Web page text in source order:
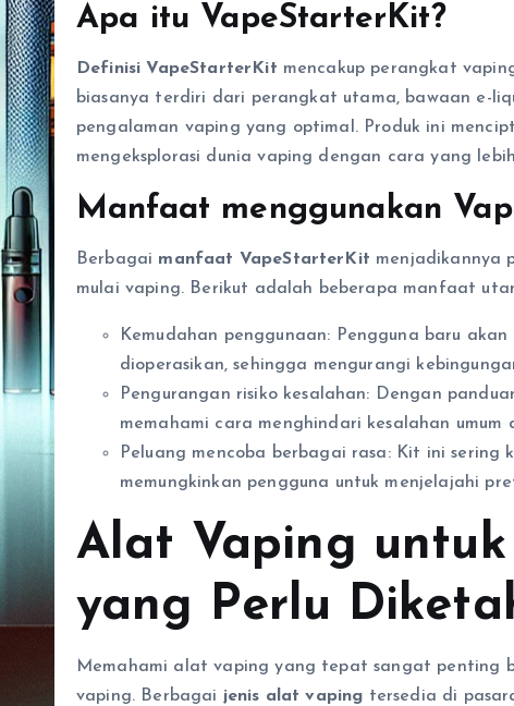
Apa itu VapeStarterKit?
Definisi VapeStarterKit mencakup perangkat
biasanya terdiri dari perangkat utama, bawaan e-
pengalaman vaping yang optimal. Produk ini
mengeksplorasi dunia vaping dengan cara yang
Manfaat menggunakan
Berbagai manfaat VapeStarterKit menjadikannya
mulai vaping. Berikut adalah beberapa manfaat
Kemudahan penggunaan: Pengguna baru
dioperasikan, sehingga mengurangi
Pengurangan risiko kesalahan: Dengan
memahami cara menghindari kesalahan
Peluang mencoba berbagai rasa: Kit ini sering
memungkinkan pengguna untuk menjelajahi
Alat Vaping untuk
yang Perlu
Memahami alat vaping yang tepat sangat penting
vaping. Berbagai jenis alat vaping tersedia di